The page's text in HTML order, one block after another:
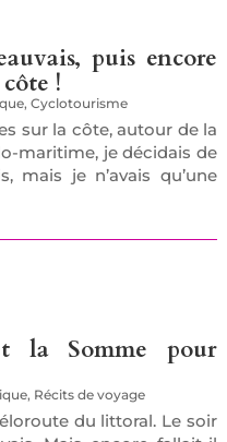
puis encore
!
, Cyclotourisme
sur la côte, autour de la
maritime, je décidais de
mais je n’avais qu’une
la Somme pour
, Récits de voyage
du littoral. Le soir